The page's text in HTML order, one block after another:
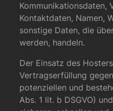
Kommunikationsdaten,
Kontaktdaten, Namen,
sonstige Daten, die
werden, handeln.
Der Einsatz des
Vertragserfüllung
potenziellen und
Abs. 1 lit. b DSGVO)